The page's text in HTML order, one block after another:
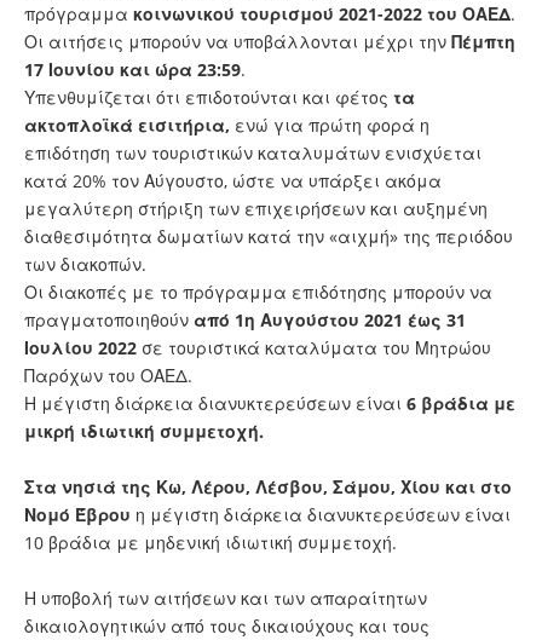
πρόγραμμα κοινωνικού τουρισμού 2021-2022 του ΟΑΕΔ.
Οι αιτήσεις μπορούν να υποβάλλονται μέχρι την Πέμπτη
17 Ιουνίου και ώρα 23:59.
Υπενθυμίζεται ότι επιδοτούνται και φέτος τα
ακτοπλοϊκά εισιτήρια, ενώ για πρώτη φορά η
επιδότηση των τουριστικών καταλυμάτων ενισχύεται
κατά 20% τον Αύγουστο, ώστε να υπάρξει ακόμα
μεγαλύτερη στήριξη των επιχειρήσεων και αυξημένη
διαθεσιμότητα δωματίων κατά την «αιχμή» της περιόδου
των διακοπών.
Οι διακοπές με το πρόγραμμα επιδότησης μπορούν να
πραγματοποιηθούν από 1η Αυγούστου 2021 έως 31
Ιουλίου 2022 σε τουριστικά καταλύματα του Μητρώου
Παρόχων του ΟΑΕΔ.
Η μέγιστη διάρκεια διανυκτερεύσεων είναι 6 βράδια με
μικρή ιδιωτική συμμετοχή.
Στα νησιά της Κω, Λέρου, Λέσβου, Σάμου, Χίου και στο
Νομό Έβρου η μέγιστη διάρκεια διανυκτερεύσεων είναι
10 βράδια με μηδενική ιδιωτική συμμετοχή.
Η υποβολή των αιτήσεων και των απαραίτητων
δικαιολογητικών από τους δικαιούχους και τους